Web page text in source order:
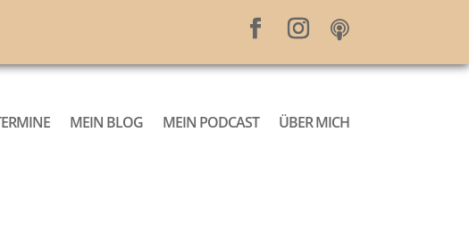
MEIN BLOG MEIN PODCAST ÜBER MICH